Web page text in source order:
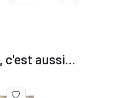
c'est aussi...